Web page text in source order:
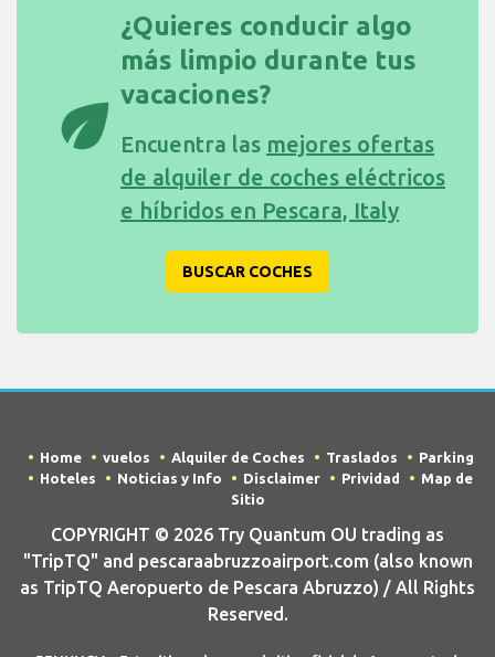
eco
¿Quieres conducir algo
más limpio durante tus
vacaciones?
Encuentra las mejores ofertas
de alquiler de coches eléctricos
e híbridos en Pescara, Italy
BUSCAR COCHES
Home vuelos Alquiler de Coches Traslados
Parking
Hoteles
Noticias y Info Disclaimer Prividad
Map de
Sitio
COPYRIGHT © 2026 Try Quantum OU trading as
"TripTQ" and pescaraabruzzoairport.com (also known
as TripTQ Aeropuerto de Pescara Abruzzo) / All Rights
Reserved.